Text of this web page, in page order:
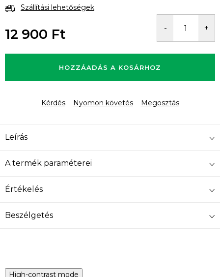
Szállítási lehetőségek
12 900 Ft
HOZZÁADÁS A KOSÁRHOZ
Kérdés Nyomon követés Megosztás
Leírás
A termék paraméterei
Értékelés
Beszélgetés
High-contrast mode